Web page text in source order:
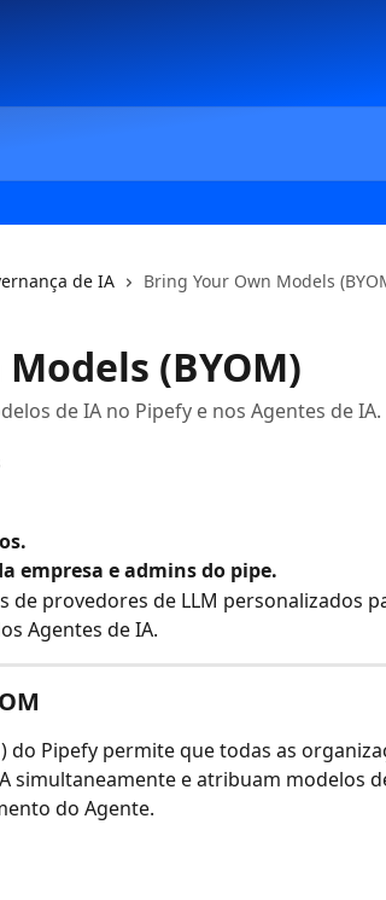
de IA Bring Your Own Models
(BYOM)
de IA no Pipefy e nos Agentes de IA.
empresa e admins do pipe.
de provedores de LLM personalizados
Agentes de IA.
do Pipefy permite que todas as
simultaneamente e atribuam modelos
do Agente.